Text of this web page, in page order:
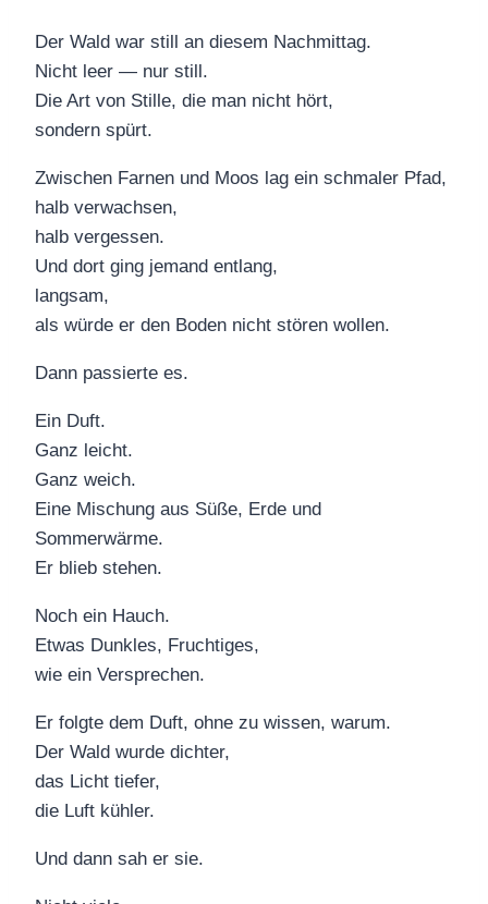
Der Wald war still an diesem Nachmittag.
Nicht leer — nur still.
Die Art von Stille, die man nicht hört,
sondern spürt.
Zwischen Farnen und Moos lag ein schmaler Pfad,
halb verwachsen,
halb vergessen.
Und dort ging jemand entlang,
langsam,
als würde er den Boden nicht stören wollen.
Dann passierte es.
Ein Duft.
Ganz leicht.
Ganz weich.
Eine Mischung aus Süße, Erde und
Sommerwärme.
Er blieb stehen.
Noch ein Hauch.
Etwas Dunkles, Fruchtiges,
wie ein Versprechen.
Er folgte dem Duft, ohne zu wissen, warum.
Der Wald wurde dichter,
das Licht tiefer,
die Luft kühler.
Und dann sah er sie.